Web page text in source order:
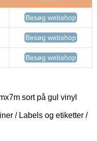
Besøg webshop
Besøg webshop
Besøg webshop
sort på gul vinyl
/ Labels og etiketter /